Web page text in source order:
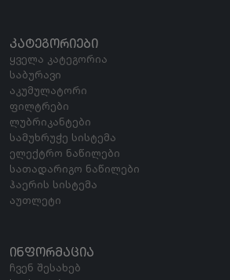
ᲙᲐᲢᲔᲒᲝᲠᲘᲔᲑᲘ
ყველა კატეგორია
საბურავი
აკუმულატორი
ფილტრები
ლუბრიკანტები
სამუხრუჭე სისტემა
ელექტრო ნაწილები
სათადარიგო ნაწილები
ჰაერის სისტემა
აუთლეტი
ᲘᲜᲤᲝᲠᲛᲐᲪᲘᲐ
ჩვენ შესახებ